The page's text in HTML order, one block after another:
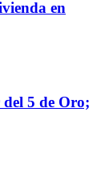
en
5 de Oro;